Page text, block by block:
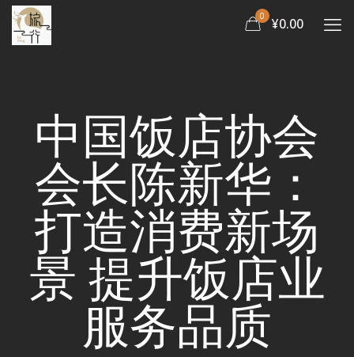
0 ¥0.00
中国饭店协会
会长陈新华：
打造消费新场
景 提升饭店业
服务品质